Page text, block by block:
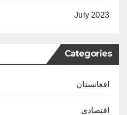
July 2023
Categories
افغانستان
اقتصادی